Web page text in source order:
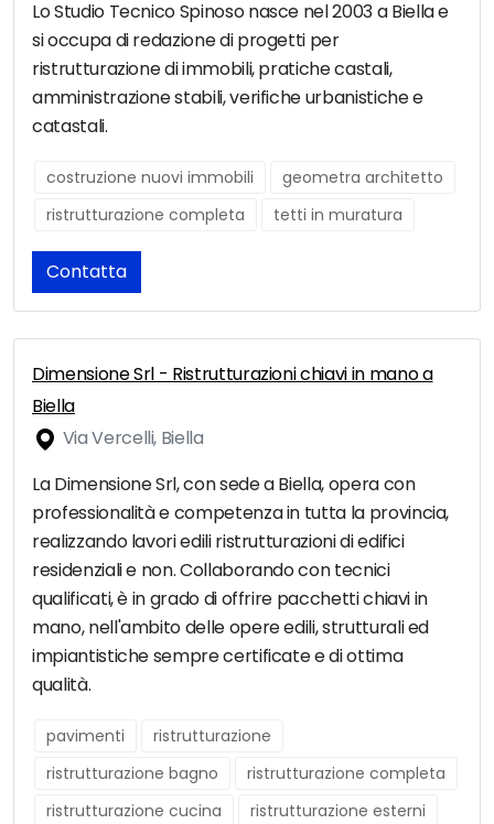
Lo Studio Tecnico Spinoso nasce nel 2003 a Biella e
si occupa di redazione di progetti per
ristrutturazione di immobili, pratiche castali,
amministrazione stabili, verifiche urbanistiche e
catastali.
costruzione nuovi immobili
geometra architetto
ristrutturazione completa
tetti in muratura
Contatta
Dimensione Srl - Ristrutturazioni chiavi in mano a
Biella
Via Vercelli, Biella
La Dimensione Srl, con sede a Biella, opera con
professionalità e competenza in tutta la provincia,
realizzando lavori edili ristrutturazioni di edifici
residenziali e non. Collaborando con tecnici
qualificati, è in grado di offrire pacchetti chiavi in
mano, nell'ambito delle opere edili, strutturali ed
impiantistiche sempre certificate e di ottima
qualità.
pavimenti
ristrutturazione
ristrutturazione bagno
ristrutturazione completa
ristrutturazione cucina
ristrutturazione esterni